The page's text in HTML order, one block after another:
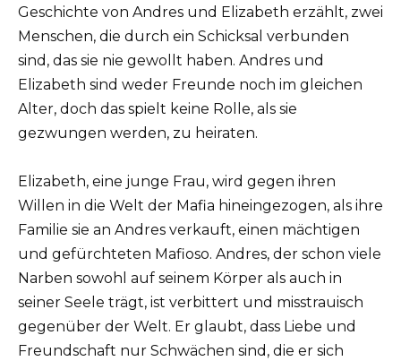
Geschichte von Andres und Elizabeth erzählt, zwei
Menschen, die durch ein Schicksal verbunden
sind, das sie nie gewollt haben. Andres und
Elizabeth sind weder Freunde noch im gleichen
Alter, doch das spielt keine Rolle, als sie
gezwungen werden, zu heiraten.
Elizabeth, eine junge Frau, wird gegen ihren
Willen in die Welt der Mafia hineingezogen, als ihre
Familie sie an Andres verkauft, einen mächtigen
und gefürchteten Mafioso. Andres, der schon viele
Narben sowohl auf seinem Körper als auch in
seiner Seele trägt, ist verbittert und misstrauisch
gegenüber der Welt. Er glaubt, dass Liebe und
Freundschaft nur Schwächen sind, die er sich